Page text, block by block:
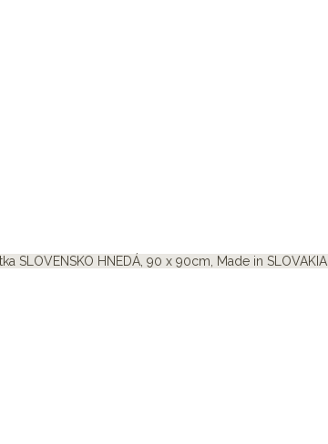
SLOVENSKO HNEDÁ, 90 x 90cm, Made in SLOVAKIA